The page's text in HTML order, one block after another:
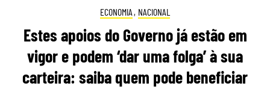
ECONOMIA , NACIONAL
Estes apoios do Governo já estão em
vigor e podem ‘dar uma folga’ à sua
carteira: saiba quem pode beneficiar